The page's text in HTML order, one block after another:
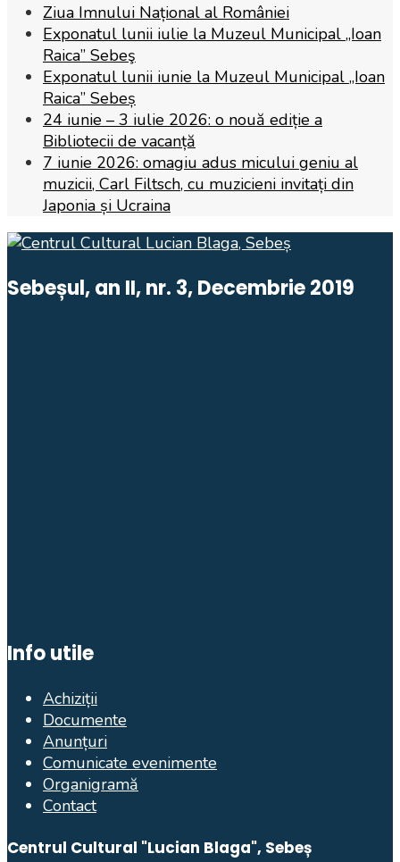
Ziua Imnului Național al României
Exponatul lunii iulie la Muzeul Municipal „Ioan
Raica” Sebeş
Exponatul lunii iunie la Muzeul Municipal „Ioan
Raica” Sebeș
24 iunie – 3 iulie 2026: o nouă ediție a
Bibliotecii de vacanță
7 iunie 2026: omagiu adus micului geniu al
muzicii, Carl Filtsch, cu muzicieni invitați din
Japonia și Ucraina
Sebeșul, an II, nr. 3, Decembrie 2019
Info utile
Achiziții
Documente
Anunțuri
Comunicate evenimente
Organigramă
Contact
Centrul Cultural "Lucian Blaga", Sebeș